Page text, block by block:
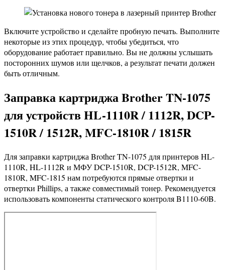
Включите устройство и сделайте пробную печать. Выполните
некоторые из этих процедур, чтобы убедиться, что
оборудование работает правильно. Вы не должны услышать
посторонних шумов или щелчков, а результат печати должен
быть отличным.
Заправка картриджа Brother TN-1075
для устройств HL-1110R / 1112R, DCP-
1510R / 1512R, MFC-1810R / 1815R
Для заправки картриджа Brother TN-1075 для принтеров HL-
1110R, HL-1112R и МФУ DCP-1510R, DCP-1512R, MFC-
1810R, MFC-1815 нам потребуются прямые отвертки и
отвертки Phillips, а также совместимый тонер. Рекомендуется
использовать компоненты статического контроля B1110-60B.